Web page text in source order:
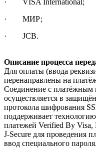
· МИР;
· JCB.
Описание процесса
Для оплаты (ввода
перенаправлены на
Соединение с
осуществляется в
протокола шифрования
поддерживает
платежей Verified By Visa,
J-Secure для проведения
ввод специального пароля.